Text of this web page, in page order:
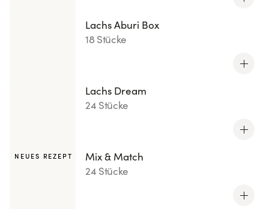
Lachs Aburi Box
18 Stücke
Lachs Dream
24 Stücke
NEUES REZEPT
Mix & Match
24 Stücke